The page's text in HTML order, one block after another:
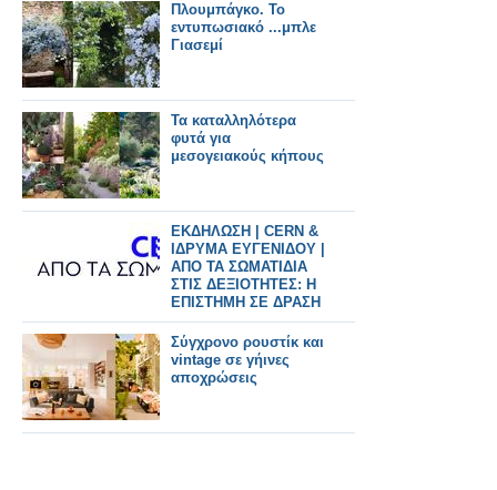
Πλουμπάγκο. Το
εντυπωσιακό ...μπλε
Γιασεμί
Τα καταλληλότερα
φυτά για
μεσογειακούς κήπους
ΕΚΔΗΛΩΣΗ | CERN &
ΙΔΡΥΜΑ ΕΥΓΕΝΙΔΟΥ |
ΑΠΟ ΤΑ ΣΩΜΑΤΙΔΙΑ
ΣΤΙΣ ΔΕΞΙΟΤΗΤΕΣ: Η
ΕΠΙΣΤΗΜΗ ΣΕ ΔΡΑΣΗ
Σύγχρονο ρουστίκ και
vintage σε γήινες
αποχρώσεις